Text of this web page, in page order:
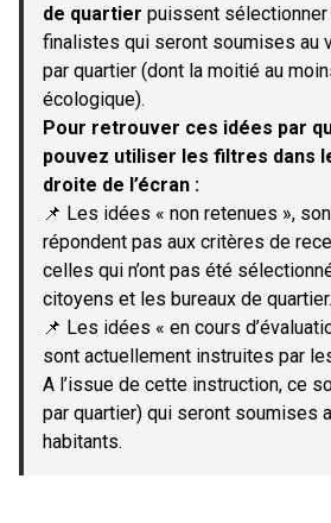
de quartier puissent
finalistes qui seront soumises au
par quartier (dont la moitié au
écologique).
Pour retrouver ces idées par
pouvez utiliser les filtres dans
droite de l’écran :
📌 Les idées « non retenues »,
répondent pas aux critères de
celles qui n’ont pas été
citoyens et les bureaux de quartier.
📌 Les idées « en cours
sont actuellement instruites par
A l’issue de cette instruction, ce
par quartier) qui seront soumises
habitants.